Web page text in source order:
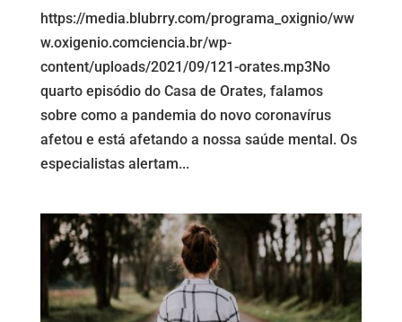
https://media.blubrry.com/programa_oxignio/ww
w.oxigenio.comciencia.br/wp-
content/uploads/2021/09/121-orates.mp3No
quarto episódio do Casa de Orates, falamos
sobre como a pandemia do novo coronavírus
afetou e está afetando a nossa saúde mental. Os
especialistas alertam...